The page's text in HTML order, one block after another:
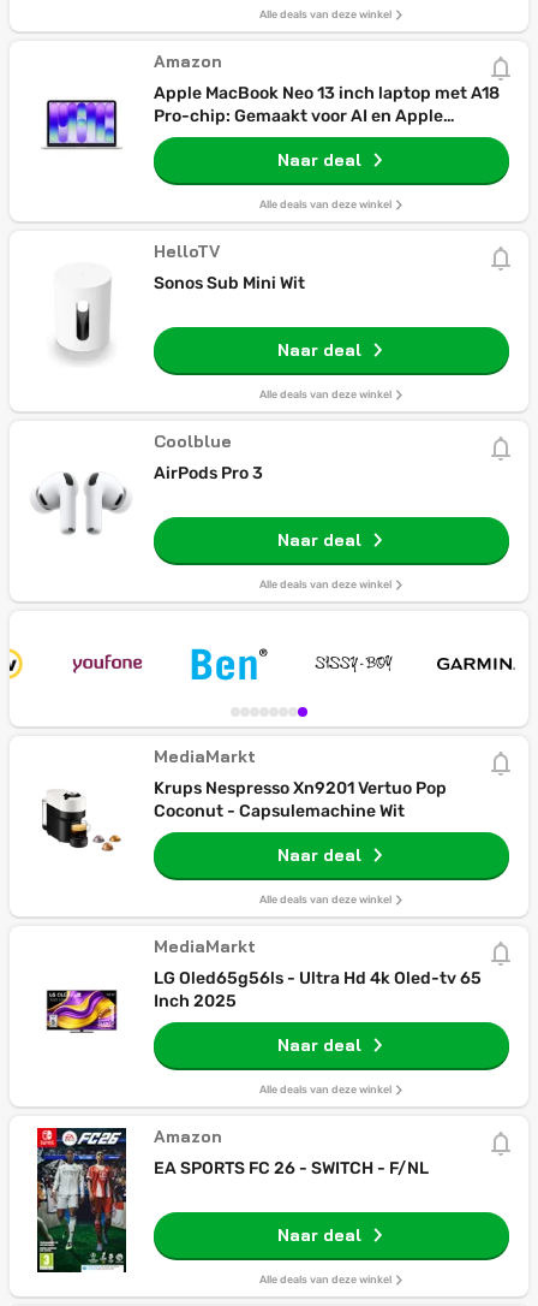
Alle deals van deze winkel
Amazon
Apple MacBook Neo 13 inch laptop met A18
Pro-chip: Gemaakt voor AI en Apple
Intelligence, Liquid Retina-display, 8 GB
centraal geheugen, 256 GB SSD-opslag,
1080p FaceTime HD-camera; Zilver
Naar deal
Alle deals van deze winkel
HelloTV
Sonos Sub Mini Wit
Naar deal
Alle deals van deze winkel
Coolblue
AirPods Pro 3
Naar deal
Alle deals van deze winkel
MediaMarkt
Krups Nespresso Xn9201 Vertuo Pop
Coconut - Capsulemachine Wit
Naar deal
Alle deals van deze winkel
MediaMarkt
LG Oled65g56ls - Ultra Hd 4k Oled-tv 65
Inch 2025
Naar deal
Alle deals van deze winkel
Amazon
EA SPORTS FC 26 - SWITCH - F/NL
Naar deal
Alle deals van deze winkel